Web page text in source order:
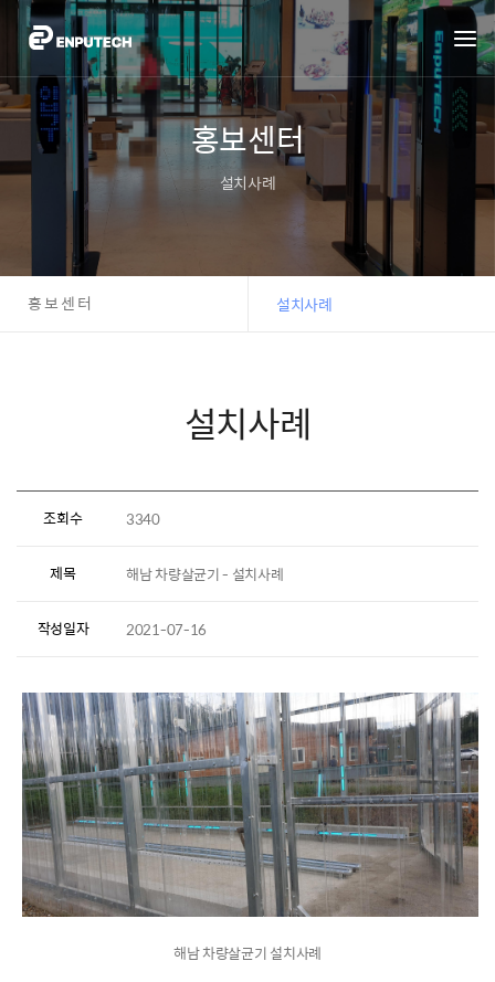
홍보센터
설치사례
홍보센터 설치사례
설치사례
조회수 3340
제목 해남 차량살균기 - 설치사례
작성일자 2021-07-16
해남 차량살균기 설치사례